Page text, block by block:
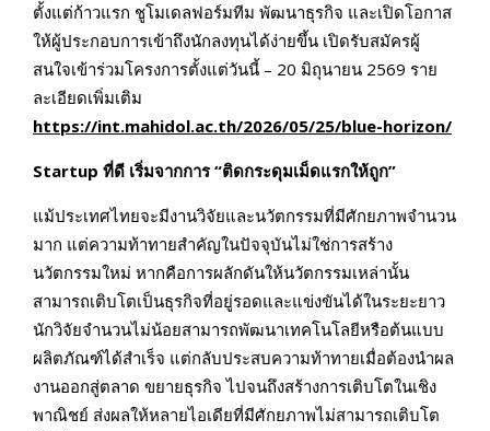
ตั้งแต่ก้าวแรก ชูโมเดลฟอร์มทีม พัฒนาธุรกิจ และเปิดโอกาส
ให้ผู้ประกอบการเข้าถึงนักลงทุนได้ง่ายขึ้น เปิดรับสมัครผู้
สนใจเข้าร่วมโครงการตั้งแต่วันนี้ – 20 มิถุนายน 2569 ราย
ละเอียดเพิ่มเติม
https://int.mahidol.ac.th/2026/05/25/blue-horizon/
Startup ที่ดี เริ่มจากการ “ติดกระดุมเม็ดแรกให้ถูก”
แม้ประเทศไทยจะมีงานวิจัยและนวัตกรรมที่มีศักยภาพจำนวน
มาก แต่ความท้าทายสำคัญในปัจจุบันไม่ใช่การสร้าง
นวัตกรรมใหม่ หากคือการผลักดันให้นวัตกรรมเหล่านั้น
สามารถเติบโตเป็นธุรกิจที่อยู่รอดและแข่งขันได้ในระยะยาว
นักวิจัยจำนวนไม่น้อยสามารถพัฒนาเทคโนโลยีหรือต้นแบบ
ผลิตภัณฑ์ได้สำเร็จ แต่กลับประสบความท้าทายเมื่อต้องนำผล
งานออกสู่ตลาด ขยายธุรกิจ ไปจนถึงสร้างการเติบโตในเชิง
พาณิชย์ ส่งผลให้หลายไอเดียที่มีศักยภาพไม่สามารถเติบโต